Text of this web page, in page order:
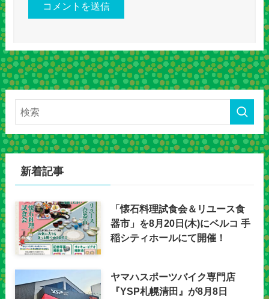
新着記事
「懐石料理試食会＆リユース食
器市」を8月20日(木)にベルコ 手
稲シティホールにて開催！
ヤマハスポーツバイク専門店
『YSP札幌清田』が8月8日